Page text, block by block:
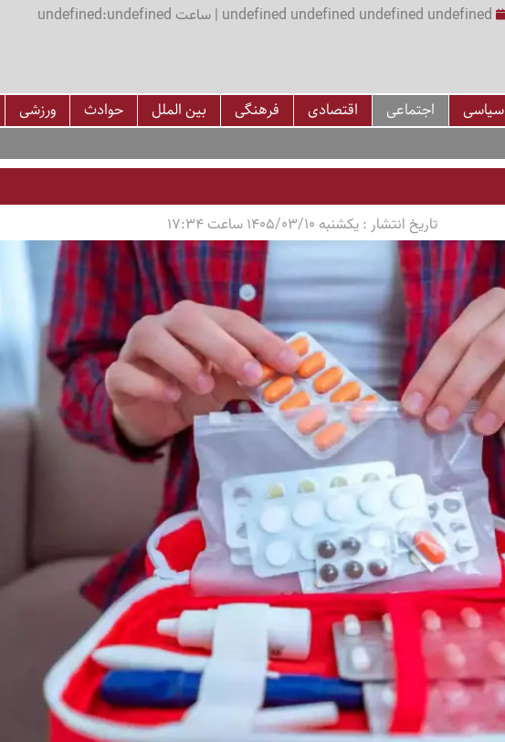
undefined undefined undefined undefined | ساعت undefined:undefined
سیاسی اجتماعی اقتصادی فرهنگی بین الملل حوادث ورزشی
تاریخ انتشار :یکشنبه 1405/03/10 ساعت 17:34